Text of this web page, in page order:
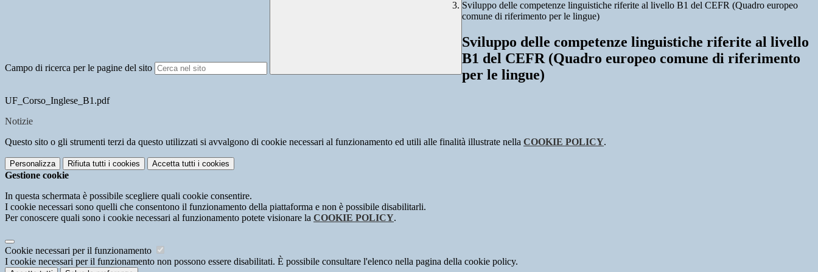
Campo di ricerca per le pagine del sito
Sviluppo delle competenze linguistiche riferite al livello B1 del CEFR (Quadro europeo
comune di riferimento per le lingue)
Sviluppo delle competenze linguistiche riferite al livello
B1 del CEFR (Quadro europeo comune di riferimento
per le lingue)
UF_Corso_Inglese_B1.pdf
Notizie
Questo sito o gli strumenti terzi da questo utilizzati si avvalgono di cookie necessari al funzionamento ed utili alle finalità illustrate nella COOKIE POLICY.
Personalizza Rifiuta tutti i cookies Accetta tutti i cookies
Gestione cookie
In questa schermata è possibile scegliere quali cookie consentire.
I cookie necessari sono quelli che consentono il funzionamento della piattaforma e non è possibile disabilitarli.
Per conoscere quali sono i cookie necessari al funzionamento potete visionare la COOKIE POLICY.
Cookie necessari per il funzionamento
I cookie necessari per il funzionamento non possono essere disabilitati. È possibile consultare l'elenco nella pagina della cookie policy.